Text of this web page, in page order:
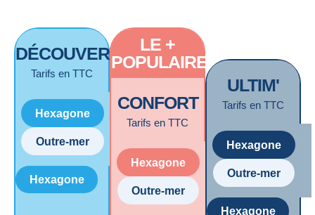
DÉCOUVERTE
Tarifs en TTC
Hexagone
Outre-mer
Hexagone
LE +
POPULAIRE
CONFORT
Tarifs en TTC
Hexagone
Outre-mer
ULTIM'
Tarifs en TTC
Hexagone
Outre-mer
Hexagone